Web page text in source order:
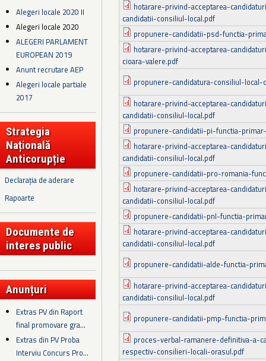
Alegeri locale 2020 II
Alegeri locale 2020
ALEGERI PARLAMENT
EUROPEAN 2019
Anunt recrutare AEP
Alegeri locale partiale
2017
Strategia
Națională
Anticorupție
Declarația de aderare
Rapoarte
Documente de
interes public
Anunțuri
Extras PV din Raport
final promovare gra...
Extras din PV Proba
Interviu Concurs Pro...
hotarare-privind-acceptarea-
candidatii-consiliul-local.pdf
propunere-candidatii-psd-functia-
hotarare-privind-acceptarea-
cioara-valere.pdf
propunere-candidatura-consiliul-local-
hotarare-privind-acceptarea-
candidatii-consiliul-local.pdf
propunere-candidatii-pi-functia-
hotarare-privind-acceptarea-
candidatii-consiliul-local.pdf
propunere-candidatii-pro-romania-
hotarare-privind-acceptarea-
candidatii-consiliul-local.pdf
propunere-candidatii-pnl-functia-
hotarare-privind-acceptarea-
candidatii-consiliul-local.pdf
propunere-candidatii-alde-functia-
hotarare-privind-acceptarea-
candidatii-consiliul-local.pdf
propunere-candidatii-pmp-functia-
proces-verbal-ramanere-definitiva-a-
respectiv-consilieri-locali-orasul.pdf